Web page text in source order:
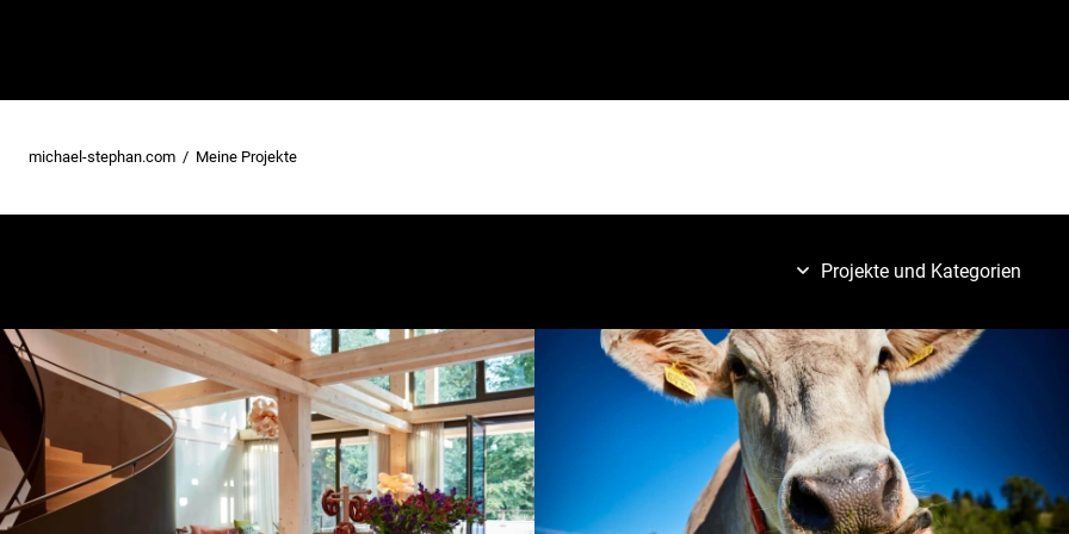
michael-stephan.com Meine Projekte
Projekte und Kategorien